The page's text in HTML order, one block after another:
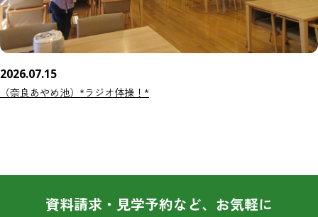
2026.07.15
（奈良あやめ池）*ラジオ体操！*
資料請求・見学予約など、お気軽に